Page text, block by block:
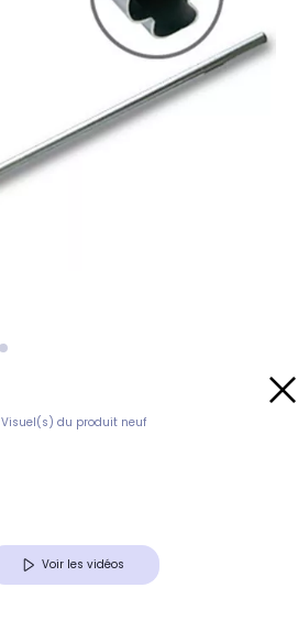
Visuel(s) du produit neuf
Voir les vidéos